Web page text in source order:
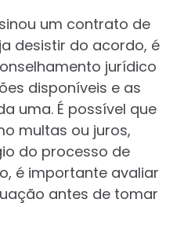
um contrato de
desistir do acordo, é
jurídico
disponíveis e as
uma. É possível que
multas ou juros,
do processo de
é importante avaliar
antes de tomar